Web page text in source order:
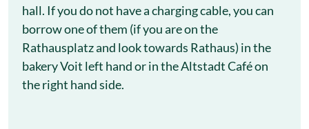
hall. If you do not have a charging cable, you can
borrow one of them (if you are on the
Rathausplatz and look towards Rathaus) in the
bakery Voit left hand or in the Altstadt Café on
the right hand side.